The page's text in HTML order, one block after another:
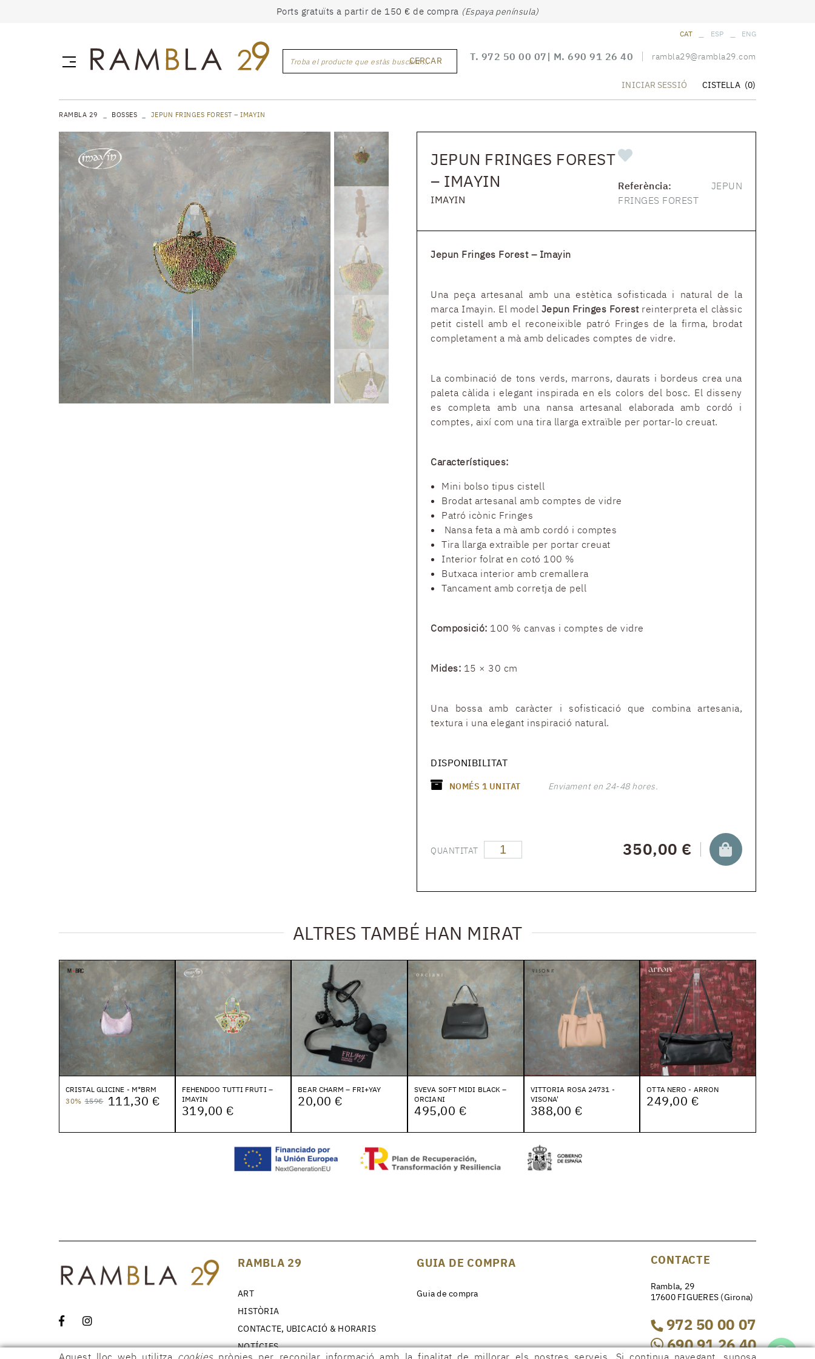
Ports gratuïts a partir de 150 € de compra (Espaya península)
Troba el producte que estàs buscant ...
CERCAR
CAT ESP ENG
T. 972 50 00 07 | M. 690 91 26 40 rambla29@rambla29.com
INICIAR SESSIÓ CISTELLA (0)
RAMBLA 29 BOSSES JEPUN FRINGES FOREST – IMAYIN
JEPUN FRINGES FOREST
– IMAYIN
IMAYIN
Referència: JEPUN
FRINGES FOREST
Jepun Fringes Forest – Imayin
Una peça artesanal amb una estètica sofisticada i natural de la
marca Imayin. El model Jepun Fringes Forestreinterpreta el clàssic
petit cistell amb el reconeixible patró Fringes de la firma, brodat
completament a mà amb delicades comptes de vidre.
La combinació de tons verds, marrons, daurats i bordeus crea una
paleta càlida i elegant inspirada en els colors del bosc. El disseny
es completa amb una nansa artesanal elaborada amb cordó i
comptes, així com una tira llarga extraïble per portar-lo creuat.
Característiques:
Mini bolso tipus cistell
Brodat artesanal amb comptes de vidre
Patró icònic Fringes
Nansa feta a mà amb cordó i comptes
Tira llarga extraïble per portar creuat
Interior folrat en cotó 100 %
Butxaca interior amb cremallera
Tancament amb corretja de pell
Composició: 100 % canvas i comptes de vidre
Mides: 15 × 30 cm
Una bossa amb caràcter i sofisticació que combina artesania,
textura i una elegant inspiració natural.
DISPONIBILITAT
NOMÉS 1 UNITAT Enviament en 24-48 hores.
QUANTITAT 350,00 €
ALTRES TAMBÉ HAN MIRAT
CRISTAL GLICINE - M*BRM
30% 159€ 111,30 €
FEHENDOO TUTTI FRUTI –
IMAYIN
319,00 €
BEAR CHARM – FRI+YAY
20,00 €
SVEVA SOFT MIDI BLACK –
ORCIANI
495,00 €
VITTORIA ROSA 24731 -
VISONA'
388,00 €
OTTA NERO - ARRON
249,00 €
RAMBLA 29
ART
HISTÒRIA
CONTACTE, UBICACIÓ & HORARIS
NOTÍCIES
GUIA DE COMPRA
Guia de compra
CONTACTE
Rambla, 29
17600 FIGUERES (Girona)
972 50 00 07
690 91 26 40
Aquest lloc web utilitza cookies pròpies per recopilar informació amb la finalitat de millorar els nostres serveis. Si continua navegant, suposa